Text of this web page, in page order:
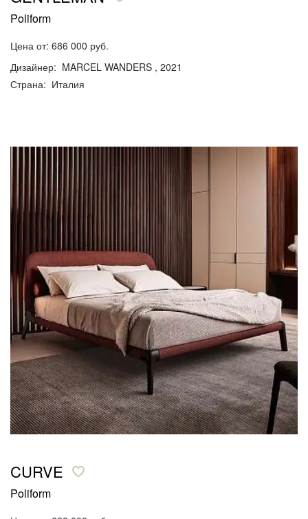
Poliform
Цена от: 686 000 руб.
Дизайнер: MARCEL WANDERS , 2021
Страна: Италия
CURVE
Poliform